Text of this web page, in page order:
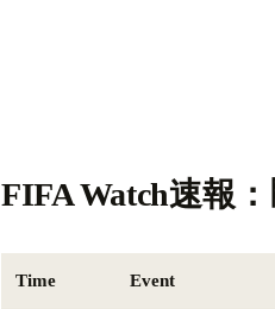
FIFA Watch速報
Time Event